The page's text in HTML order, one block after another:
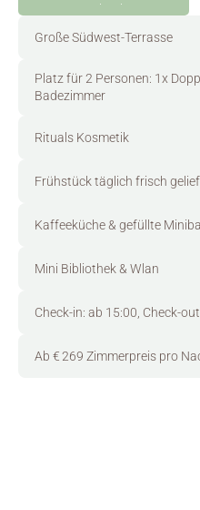
Jetzt buchen
Große Südwest-Terrasse
Platz für 2 Personen: 1x
Badezimmer
Rituals Kosmetik
Frühstück täglich frisch
Kaffeeküche & gefüllte
Mini Bibliothek & Wlan
Check-in: ab 15:00, Check-
Ab € 269 Zimmerpreis pro